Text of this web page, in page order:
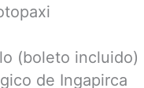
(boleto incluido)
de Ingapirca